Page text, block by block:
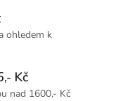
ohledem k
Kč
nad 1600,- Kč